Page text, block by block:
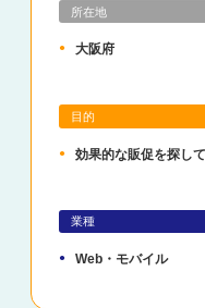
所在地
大阪府
目的
効果的な販促を探し
業種
Web・モバイル